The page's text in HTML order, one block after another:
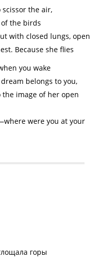
scissor the air,
the birds
with closed lungs, open
Because she flies
you wake
belongs to you,
image of her open
were you at your
горы